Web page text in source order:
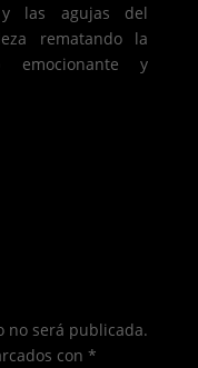
las agujas del
rematando la
emocionante y
no será publicada.
con *